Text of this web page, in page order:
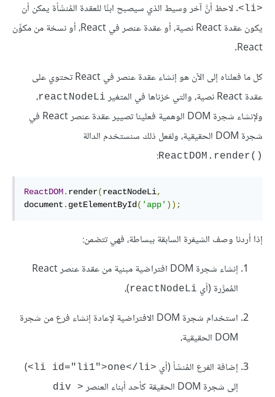
<li>
. لاحظ أنَّ آخر وسيط الذي سيصبح ابنًا للعقدة المُنشَأة يمكن أن
يكون عقدة React نصية، أو عقدة عنصر في React، أو نسخة من مكوِّن
React.
كل ما فعلناه إلى الآن هو إنشاء عقدة عنصر في React تحتوي على
عقدة React نصية، والتي خزناها في المتغير
reactNodeLi،
ولإنشاء شجرة DOM الوهمية فعلينا تصيير عقدة عنصر React في
شجرة DOM الحقيقية، ولفعل ذلك سنستخدم الدالة
ReactDOM.render()
ReactDOM. render(reactNodeLi,
document . getElementById( 'app' ));
إذا أردنا وصف الشيفرة السابقة ببساطة، فهي تتضمن:
إنشاء شجرة DOM افتراضية مبنية من عقدة عنصر React
المُمرَّرة (أي reactNodeLi)،
استخدام شجرة DOM الافتراضية لإعادة إنشاء فرع من شجرة
DOM الحقيقية،
إضافة الفرع المُنشَأ (أي <li id="li1">one</li>
)
إلى شجرة DOM الحقيقة كأحد أبناء العنصر
<div